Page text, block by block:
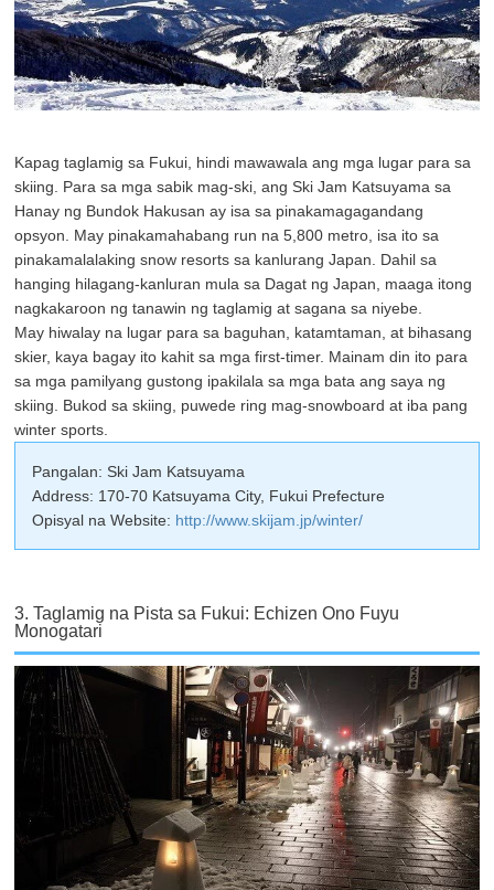
Kapag taglamig sa Fukui, hindi mawawala ang mga lugar para sa
skiing. Para sa mga sabik mag-ski, ang Ski Jam Katsuyama sa
Hanay ng Bundok Hakusan ay isa sa pinakamagagandang
opsyon. May pinakamahabang run na 5,800 metro, isa ito sa
pinakamalalaking snow resorts sa kanlurang Japan. Dahil sa
hanging hilagang-kanluran mula sa Dagat ng Japan, maaga itong
nagkakaroon ng tanawin ng taglamig at sagana sa niyebe.
May hiwalay na lugar para sa baguhan, katamtaman, at bihasang
skier, kaya bagay ito kahit sa mga first-timer. Mainam din ito para
sa mga pamilyang gustong ipakilala sa mga bata ang saya ng
skiing. Bukod sa skiing, puwede ring mag-snowboard at iba pang
winter sports.
Pangalan: Ski Jam Katsuyama
Address: 170-70 Katsuyama City, Fukui Prefecture
Opisyal na Website: http://www.skijam.jp/winter/
3. Taglamig na Pista sa Fukui: Echizen Ono Fuyu
Monogatari